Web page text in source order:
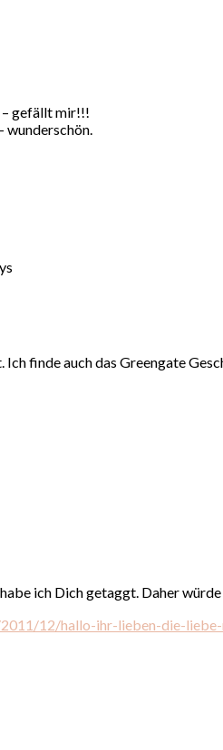
– gefällt mir!!!
wunderschön.
finde auch das Greengate
ich Dich getaggt. Daher
12/hallo-ihr-lieben-die-liebe-